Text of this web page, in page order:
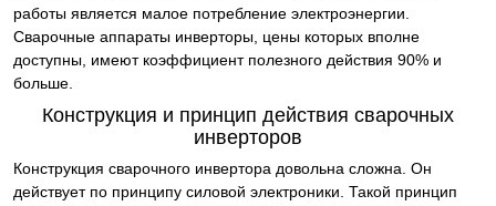
работы является малое потребление электроэнергии.
Сварочные аппараты инверторы, цены которых вполне
доступны, имеют коэффициент полезного действия 90% и
больше.
Конструкция и принцип действия сварочных
инверторов
Конструкция сварочного инвертора довольна сложна. Он
действует по принципу силовой электроники. Такой принцип